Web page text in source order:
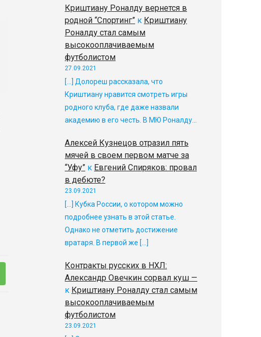
Криштиану Роналду вернется в
родной “Спортинг” к Криштиану
Роналду стал самым
высокооплачиваемым
футболистом
27.09.2021
[…] Долореш рассказала, что
Криштиану нравится смотреть игры
родного клуба, где даже назвали
академию в его честь. В МЮ Роналду…
Алексей Кузнецов отразил пять
мячей в своем первом матче за
“Уфу” к Евгений Спиряков: провал
в дебюте?
23.09.2021
[…] Кубка России, о котором можно
подробнее узнать в этой статье.
Однако не отметить достижение
вратаря. В первой же […]
Контракты русских в НХЛ:
Александр Овечкин сорвал куш —
к Криштиану Роналду стал самым
высокооплачиваемым
футболистом
23.09.2021